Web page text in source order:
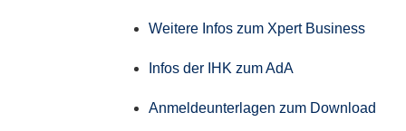
Weitere Infos zum Xpert Business
Infos der IHK zum AdA
Anmeldeunterlagen zum Download